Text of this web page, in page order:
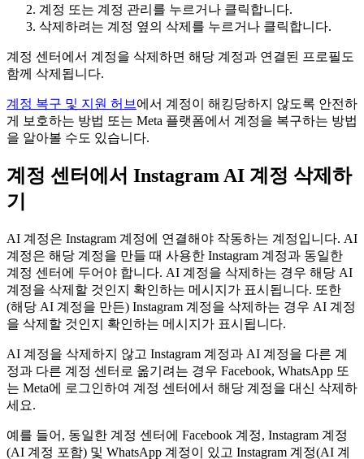
계정 또는 계정 관리 를 누르거나 클릭합니다.
삭제하려는 계정 옆의 삭제 를 누르거나 클릭합니다.
계정 센터에서 계정을 삭제하면 해당 계정과 연결된 프로필도
함께 삭제됩니다.
계정 복구 및 지원 허브 에서 계정이 해킹당하지 않도록 안전하
게 보호하는 방법 또는 Meta 플랫폼에서 계정을 복구하는 방법
을 알아볼 수도 있습니다.
계정 센터에서 Instagram AI 계정 삭제하
기
AI 계정은 Instagram 계정에 연결해야 작동하는 계정입니다. AI
계정은 해당 계정을 만들 때 사용한 Instagram 계정과 동일한
계정 센터에 두어야 합니다. AI 계정을 삭제하는 경우 해당 AI
계정을 삭제할 것인지 확인하는 메시지가 표시됩니다. 또한
(해당 AI 계정을 만든) Instagram 계정을 삭제하는 경우 AI 계정
을 삭제할 것인지 확인하는 메시지가 표시됩니다.
AI 계정을 삭제하지 않고 Instagram 계정과 AI 계정을 다른 계
정과 다른 계정 센터로 옮기려는 경우 Facebook, WhatsApp 또
는 Meta에 로그인하여 계정 센터에서 해당 계정을 대신 삭제하
세요.
예를 들어, 동일한 계정 센터에 Facebook 계정, Instagram 계정
(AI 계정 포함) 및 WhatsApp 계정이 있고 Instagram 계정(AI 계